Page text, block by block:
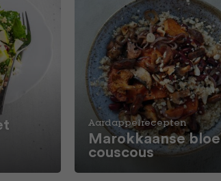
Aardappelrecepten
Marokkaanse
couscous